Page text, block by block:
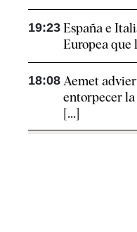
19:23 España e
Europea que
18:08 Aemet
entorpecer
[...]